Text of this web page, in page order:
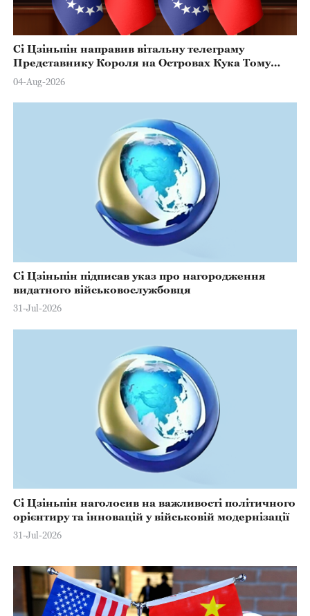
Сі Цзіньпін направив вітальну телеграму
Представнику Короля на Островах Кука Тому
Марстерсу з нагоди Дня Конституції
04-Aug-2026
Сі Цзіньпін підписав указ про нагородження
видатного військовослужбовця
31-Jul-2026
Сі Цзіньпін наголосив на важливості політичного
орієнтиру та інновацій у військовій модернізації
31-Jul-2026